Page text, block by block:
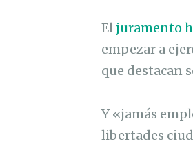
El juramento
empezar a
que destacan
Y «jamás
libertades